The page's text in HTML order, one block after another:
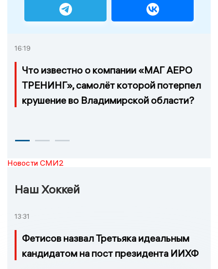
16:19
Что известно о компании «МАГ АЕРО
ТРЕНИНГ», самолёт которой потерпел
крушение во Владимирской области?
Новости СМИ2
Наш Хоккей
13:31
Фетисов назвал Третьяка идеальным
кандидатом на пост президента ИИХФ